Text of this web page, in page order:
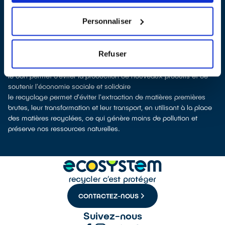
Personnaliser
Refuser
organismeecosystem, nous remettent ensuite les appareils
Recycler, c’est économiser les ressources et réduire l’impact
environnemental
La production d’appareils électriques neufs est émettrice de
pollution et consommatrice de ressources naturelles.
le don permet d’éviter la production de nouveaux produits et de
soutenir l'économie sociale et solidaire
le recyclage permet d'éviter l'extraction de matières premières
brutes, leur transformation et leur transport, en utilisant à la place
des matières recyclées, ce qui génère moins de pollution et
préserve nos ressources naturelles.
CONTACTEZ-NOUS
Suivez-nous